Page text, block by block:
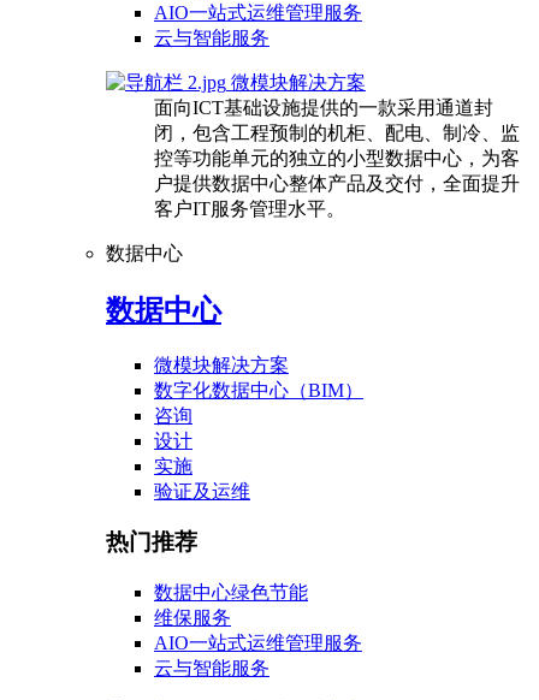
AIO一站式运维管理服务
云与智能服务
微模块解决方案
面向ICT基础设施提供的一款采用通道封
闭，包含工程预制的机柜、配电、制冷、监
控等功能单元的独立的小型数据中心，为客
户提供数据中心整体产品及交付，全面提升
客户IT服务管理水平。
数据中心
数据中心
微模块解决方案
数字化数据中心（BIM）
咨询
设计
实施
验证及运维
热门推荐
数据中心绿色节能
维保服务
AIO一站式运维管理服务
云与智能服务